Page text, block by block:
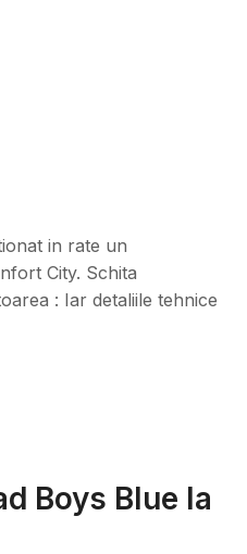
in rate un
City. Schita
: Iar detaliile tehnice
Boys Blue la